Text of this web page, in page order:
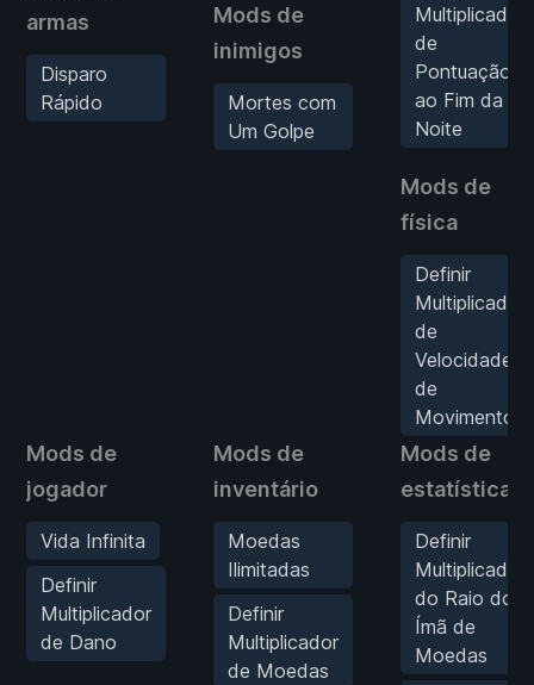
armas
Disparo
Rápido
Mods de
inimigos
Mortes com
Um Golpe
Multiplicador
de
Pontuação
ao Fim da
Noite
Mods de
física
Definir
Multiplicador
de
Velocidade
de
Movimento
Mods de
jogador
Vida Infinita
Definir
Multiplicador
de Dano
Mods de
inventário
Moedas
Ilimitadas
Definir
Multiplicador
de Moedas
Mods de
estatísticas
Definir
Multiplicador
do Raio do
Ímã de
Moedas